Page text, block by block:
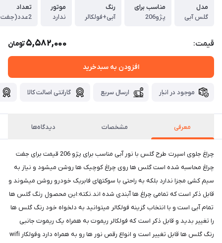
مدل
گلس آبی
مناسب برای
پژو206
رنگ
آبی+فولکالر
موتور
ندارد
تعداد
2عدد(جفت)
قیمت: 5,582,000تومان
افزودن به سبدخرید
موجود در انبار ارسال سریع گارانتی اصالت کالا
معرفی مشخصات دیدگاه‌ها
چراغ جلوی اسپرت طرح گلس با نور آبی مناسب برای پژو 206 قیمت برای جفت
چراغ محاسبه شده است گلس ها روی چراغ کوچیک ها روشن میشود و نیاز به
سیم کشی مجزا ندارد بلکه به راحتی با سوکتهای فابریک خودرو روشن میشوند و
قابل ذکر است که تمامی چراغ ها آبندی شده اند.نکته:این محصول رنگ گلس ها
تمام آبی است و با انتخاب گزینه فولکالر میتوانید به دلخواه خود رنگ گلس ها
را تغییر بدید و قابل ذکر است که فولکالر ریموت به همراه یک ریموت جانبی
رنگ گلس ها قابل تغییر است و انواع رقص نور ها رو به همراه دارد وفولکار wifi